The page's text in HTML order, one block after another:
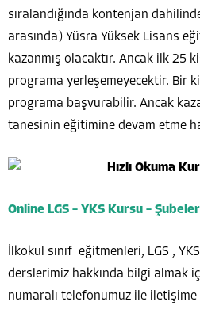
sıralandığında kontenjan
arasında) Yüsra Yüksek Lisans
kazanmış olacaktır. Ancak ilk 25
programa yerleşemeyecektir. Bir
programa başvurabilir. Ancak
tanesinin eğitimine devam etme
Online LGS – YKS Kursu –
İlkokul sınıf eğitmenleri, LGS ,
derslerimiz hakkında bilgi almak
numaralı telefonumuz ile